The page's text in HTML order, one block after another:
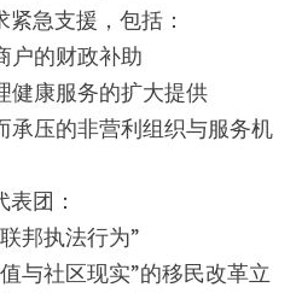
急支援，包括：
户的财政补助
健康服务的扩大提供
承压的非营利组织与服务机
团：
邦执法行为”
与社区现实”的移民改革立